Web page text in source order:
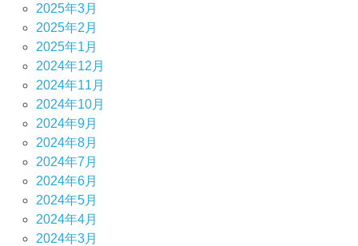
2025年3月
2025年2月
2025年1月
2024年12月
2024年11月
2024年10月
2024年9月
2024年8月
2024年7月
2024年6月
2024年5月
2024年4月
2024年3月